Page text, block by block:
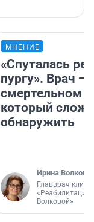
МНЕНИЕ
«Спуталась
пургу». Врач —
смертельном
который
обнаружить
Ирина Волкова
Главврач
«Реабилитация
Волковой»